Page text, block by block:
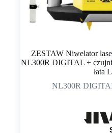
ZESTAW Niwelator
NL300R DIGITAL +
łata
NL300R